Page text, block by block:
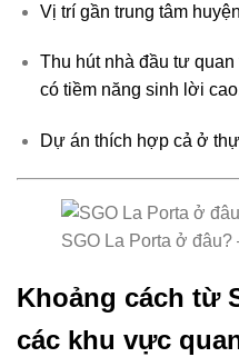
Vị trí gần trung tâm
Thu hút nhà đầu tư
có tiềm năng sinh lời
Dự án thích hợp cả ở
SGO La Porta ở đâu?
Khoảng cách từ
các khu vực